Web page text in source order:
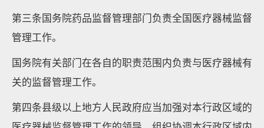
第三条国务院药品监督管理部门负责全国医疗器械监督
管理工作。
国务院有关部门在各自的职责范围内负责与医疗器械有
关的监督管理工作。
第四条县级以上地方人民政府应当加强对本行政区域的